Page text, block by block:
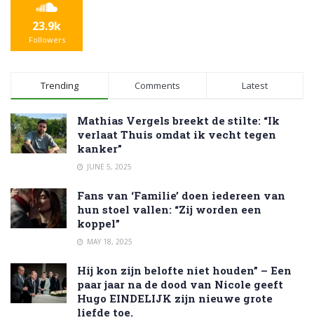
23.9k
Followers
Trending Comments Latest
Mathias Vergels breekt de stilte: “Ik
verlaat Thuis omdat ik vecht tegen
kanker”
JUNE 5, 2025
Fans van ‘Familie’ doen iedereen van
hun stoel vallen: “Zij worden een
koppel”
MAY 18, 2025
Hij kon zijn belofte niet houden” – Een
paar jaar na de dood van Nicole geeft
Hugo EINDELIJK zijn nieuwe grote
liefde toe.